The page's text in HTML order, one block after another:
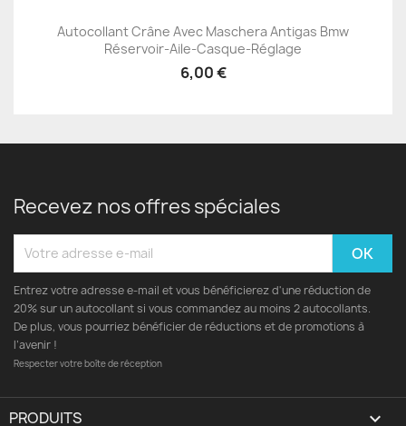
Autocollant Crâne Avec Maschera Antigas Bmw
Réservoir-Aile-Casque-Réglage
6,00 €
Recevez nos offres spéciales
Entrez votre adresse e-mail et vous bénéficierez d'une réduction de
20% sur un autocollant si vous commandez au moins 2 autocollants.
De plus, vous pourriez bénéficier de réductions et de promotions à
l’avenir !
Respecter votre boîte de réception
PRODUITS 